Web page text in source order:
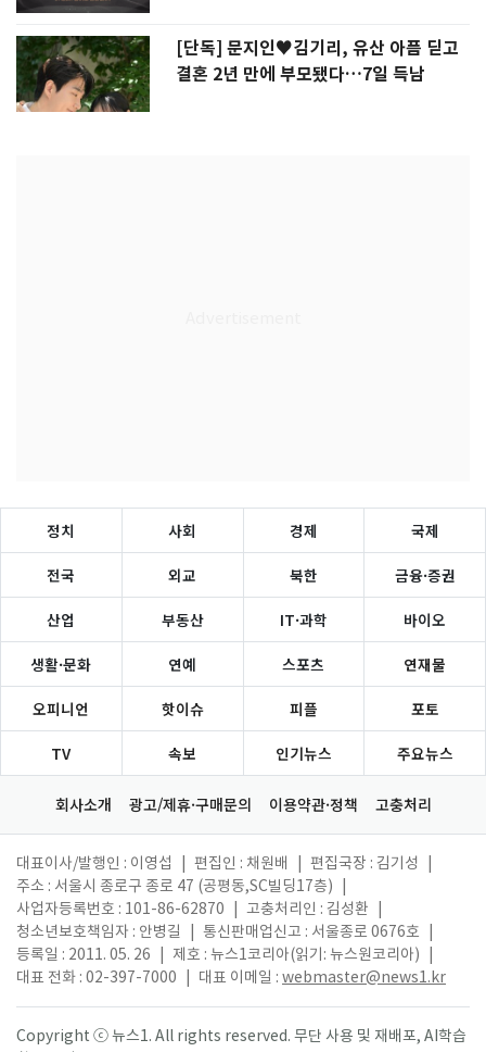
[단독] 문지인♥김기리, 유산 아픔 딛고
결혼 2년 만에 부모됐다…7일 득남
정치 사회 경제 국제
전국 외교 북한 금융·증권
산업 부동산 IT·과학 바이오
생활·문화 연예 스포츠 연재물
오피니언 핫이슈 피플 포토
TV 속보 인기뉴스 주요뉴스
회사소개 광고/제휴·구매문의 이용약관·정책 고충처리
대표이사/발행인 : 이영섭 편집인 : 채원배 편집국장 : 김기성
주소 : 서울시 종로구 종로 47 (공평동,SC빌딩17층)
사업자등록번호 : 101-86-62870
고충처리인 : 김성환
청소년보호책임자 : 안병길
통신판매업신고 : 서울종로 0676호
등록일 : 2011. 05. 26
제호 : 뉴스1코리아(읽기: 뉴스원코리아)
대표 전화 : 02-397-7000
대표 이메일 : webmaster@news1.kr
Copyright ⓒ 뉴스1. All rights reserved. 무단 사용 및 재배포, AI학습